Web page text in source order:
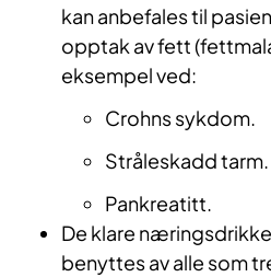
kan anbefales til
opptak av fett
eksempel ved:
Crohns sykdom.
Stråleskadd tarm.
Pankreatitt.
De klare
benyttes av alle som